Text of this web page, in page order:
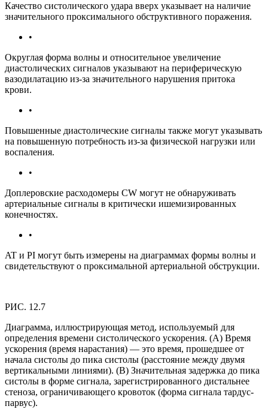
Качество систолического удара вверх указывает на наличие
значительного проксимального обструктивного поражения.
•
Округлая форма волны и относительное увеличение
диастолических сигналов указывают на периферическую
вазодилатацию из-за значительного нарушения притока
крови.
•
Повышенные диастолические сигналы также могут указывать
на повышенную потребность из-за физической нагрузки или
воспаления.
•
Доплеровские расходомеры CW могут не обнаруживать
артериальные сигналы в критически ишемизированных
конечностях.
•
AT и PI могут быть измерены на диаграммах формы волны и
свидетельствуют о проксимальной артериальной обструкции.
РИС. 12.7
Диаграмма, иллюстрирующая метод, используемый для
определения времени систолического ускорения. (А) Время
ускорения (время нарастания) — это время, прошедшее от
начала систолы до пика систолы (расстояние между двумя
вертикальными линиями). (B) Значительная задержка до пика
систолы в форме сигнала, зарегистрированного дистальнее
стеноза, ограничивающего кровоток (форма сигнала тардус-
парвус).